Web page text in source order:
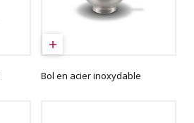
Bol en acier inoxydable